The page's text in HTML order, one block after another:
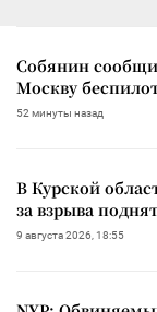
Собянин
Москву
52 минуты назад
В Курской
за взрыва
9 августа 2026, 18:55